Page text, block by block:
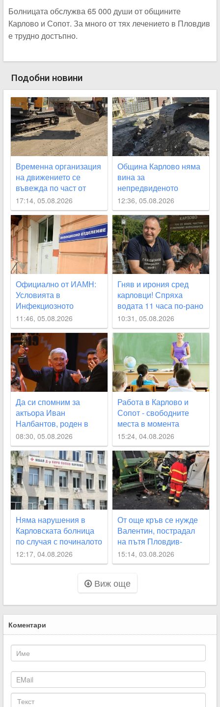
Болницата обслужва 65 000 души от общините
Карлово и Сопот. За много от тях лечението в Пловдив
е трудно достъпно.
Подобни новини
Временна организация
на движението се
въвежда по част от
улица „Юмрукчал“
17:14, 05.08.2026
Община Карлово няма
вина за
непредвиденото
спиране на водата, но
се извинява на
гражданите
12:36, 05.08.2026
Официално от ИАМН:
Условията в
Инфекциозното
отделение в
карловската болница
са “изключително
лоши“
11:46, 05.08.2026
Гняв и ирония сред
карловци! Спряха
водата 11 часа по-рано
от обявеното
10:31, 05.08.2026
Да си спомним за
актьора Иван
Налбантов, роден в
Карловско на днешната
дата
08:30, 05.08.2026
Работа в Карлово и
Сопот - свободните
места в момента
15:24, 04.08.2026
Няма нарушения в
Карловската болница
по случая с починалото
бебе
12:17, 04.08.2026
От още кръв се нужде
Валентин, пострадал
на пътя Пловдив-
Карлово
15:14, 03.08.2026
Виж още
Коментари